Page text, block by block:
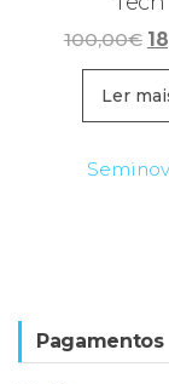
100,00€ O
Ler
Pagamentos